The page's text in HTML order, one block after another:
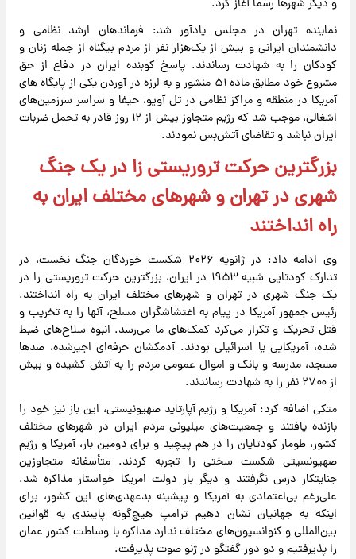
و دیگر شهرها رسماً آغاز کرد.
نماینده تهران در مجلس یادآور شد: فرماندهان ارشد نظامی و
دانشمندان ایرانی و بیش از یک‌هزار نفر از مردم بیگناه از جمله زنان و
کودکان را به شهادت رساندند. پاسخ کوبنده ایران در دفاع از حق
مشروع خود مطابق ماده ۵۱ منشور و به لرزه در آوردن یکی از پایگاه های
آمریکا در منطقه و مراکز نظامی در تل آویو، حیفا و سراسر سرزمین‌های
اشغالی، موجب شد که رژیم متجاوز بیش از ۱۲ روز قادر به تحمل ضربات
ایران نباشد و تقاضای آتش‌بس نمودند.
بزرگترین حرکت تروریستی زا در یک جنگ
شهری در تهران و شهرهای مختلف ایران به
راه انداختند
وی ادامه داد: در ژانویه ۲۰۲۶ شکست‌ خوردگان جنگ نخست، در
تدارک کودتایی شبیه ۱۹۵۳ در ایران، بزرگترین حرکت تروریستی را در
یک جنگ شهری در تهران و شهرهای مختلف ایران به راه انداختند.
رئیس جمهور آمریکا در پیام به اغتشاشگران مسلح، آنها را به تخریب و
قتل تحریک و تکرار می‌کرد کمک‌های ما می‌رسد. انبوه سلاح‌های ضبط
شده، آمریکایی یا اسرائیلی بودند. آدمکشان حرفه‌ای اجیرشده، صدها
مسجد، مدرسه و بانک و اموال عمومی مردم را به آتش کشیده و بیش
از ۲۷۰۰ نفر را به شهادت رساندند.
متکی اضافه کرد: آمریکا و رژیم آپارتاید صهیونیستی، این باز نیز خود را
بازنده یافتند و جمعیت‌های میلیونی مردم ایران در شهرهای مختلف
کشور، طومار کودتایان را در هم پیچید و برای دومین بار، آمریکا و رژیم
صهیونسیتی شکست سختی را تجربه کردند. متأسفانه متجاوزین
جنایتکار درس نگرفتند و دیگر بار دولت امریکا خواستار مذاکره شد.
علی‌رغم بی‌اعتمادی به آمریکا و پیشینه بدعهدی‌های این کشور، برای
اینکه به جهانیان نشان دهیم ترامپ هیچ‌گونه پایبندی به قوانین
بین‌المللی و کنوانسیون‌های مختلف ندارد مداکره با وساطت کشور عمان
را پذیرفتیم و دو دور گفتگو در ژنو صوت پذیرفت.